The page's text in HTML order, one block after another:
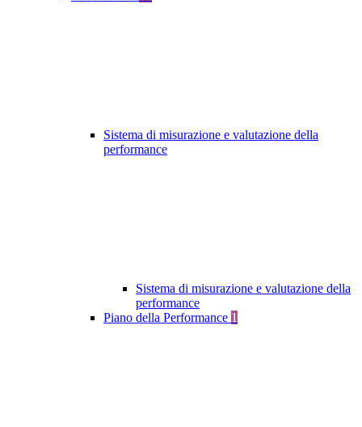
Sistema di misurazione e valutazione della
performance
Sistema di misurazione e valutazione della
performance
Piano della Performance 1